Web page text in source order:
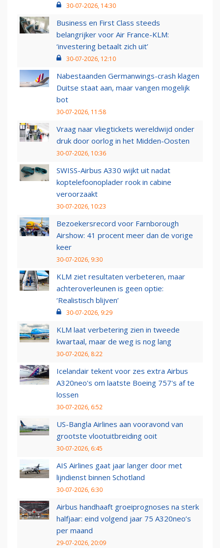
30-07-2026, 14:30
Business en First Class steeds
belangrijker voor Air France-KLM:
‘investering betaalt zich uit’
30-07-2026, 12:10
Nabestaanden Germanwings-crash klagen
Duitse staat aan, maar vangen mogelijk
bot
30-07-2026, 11:58
Vraag naar vliegtickets wereldwijd onder
druk door oorlog in het Midden-Oosten
30-07-2026, 10:36
SWISS-Airbus A330 wijkt uit nadat
koptelefoonoplader rook in cabine
veroorzaakt
30-07-2026, 10:23
Bezoekersrecord voor Farnborough
Airshow: 41 procent meer dan de vorige
keer
30-07-2026, 9:30
KLM ziet resultaten verbeteren, maar
achteroverleunen is geen optie:
‘Realistisch blijven’
30-07-2026, 9:29
KLM laat verbetering zien in tweede
kwartaal, maar de weg is nog lang
30-07-2026, 8:22
Icelandair tekent voor zes extra Airbus
A320neo's om laatste Boeing 757's af te
lossen
30-07-2026, 6:52
US-Bangla Airlines aan vooravond van
grootste vlootuitbreiding ooit
30-07-2026, 6:45
AIS Airlines gaat jaar langer door met
lijndienst binnen Schotland
30-07-2026, 6:30
Airbus handhaaft groeiprognoses na sterk
halfjaar: eind volgend jaar 75 A320neo’s
per maand
29-07-2026, 20:09